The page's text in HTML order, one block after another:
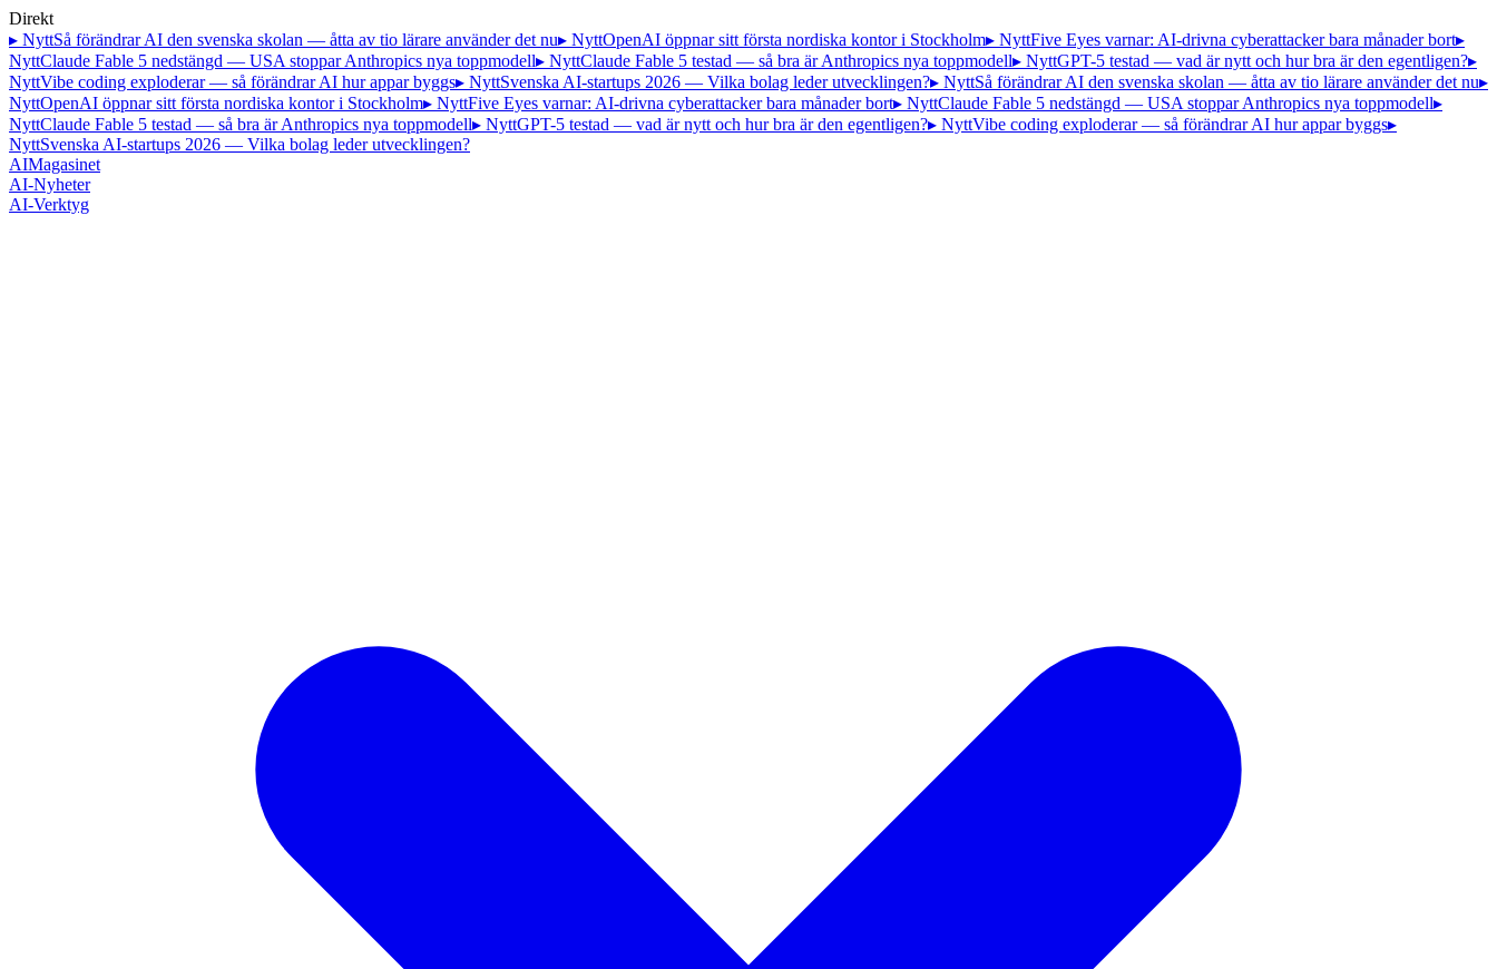
Direkt
▸ NyttSå förändrar AI den svenska skolan — åtta av tio lärare använder det nu▸ NyttOpenAI öppnar sitt första nordiska kontor i Stockholm▸ NyttFive Eyes varnar: AI-drivna cyberattacker bara månader bort▸
NyttClaude Fable 5 nedstängd — USA stoppar Anthropics nya toppmodell▸ NyttClaude Fable 5 testad — så bra är Anthropics nya toppmodell▸ NyttGPT-5 testad — vad är nytt och hur bra är den egentligen?▸
NyttVibe coding exploderar — så förändrar AI hur appar byggs▸ NyttSvenska AI-startups 2026 — Vilka bolag leder utvecklingen?▸ NyttSå förändrar AI den svenska skolan — åtta av tio lärare använder det nu▸
NyttOpenAI öppnar sitt första nordiska kontor i Stockholm▸ NyttFive Eyes varnar: AI-drivna cyberattacker bara månader bort▸ NyttClaude Fable 5 nedstängd — USA stoppar Anthropics nya toppmodell▸
NyttClaude Fable 5 testad — så bra är Anthropics nya toppmodell▸ NyttGPT-5 testad — vad är nytt och hur bra är den egentligen?▸ NyttVibe coding exploderar — så förändrar AI hur appar byggs▸
NyttSvenska AI-startups 2026 — Vilka bolag leder utvecklingen?
AIMagasinet
AI-Nyheter
AI-Verktyg